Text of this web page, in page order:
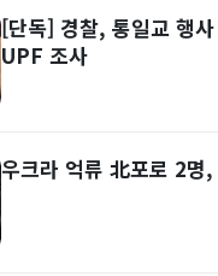
[단독] 경찰, 통일교 행
UPF 조사
우크라 억류 北포로 2